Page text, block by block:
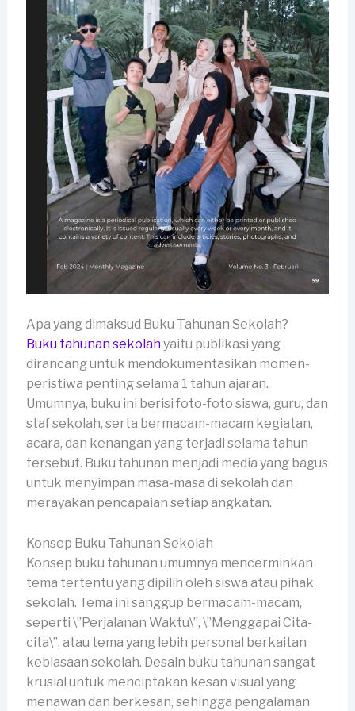
Apa yang dimaksud Buku Tahunan Sekolah?
Buku tahunan sekolahyaitu publikasi yang
dirancang untuk mendokumentasikan momen-
peristiwa penting selama 1 tahun ajaran.
Umumnya, buku ini berisi foto-foto siswa, guru, dan
staf sekolah, serta bermacam-macam kegiatan,
acara, dan kenangan yang terjadi selama tahun
tersebut. Buku tahunan menjadi media yang bagus
untuk menyimpan masa-masa di sekolah dan
merayakan pencapaian setiap angkatan.
Konsep Buku Tahunan Sekolah
Konsep buku tahunan umumnya mencerminkan
tema tertentu yang dipilih oleh siswa atau pihak
sekolah. Tema ini sanggup bermacam-macam,
seperti \”Perjalanan Waktu\”, \”Menggapai Cita-
cita\”, atau tema yang lebih personal berkaitan
kebiasaan sekolah. Desain buku tahunan sangat
krusial untuk menciptakan kesan visual yang
menawan dan berkesan, sehingga pengalaman